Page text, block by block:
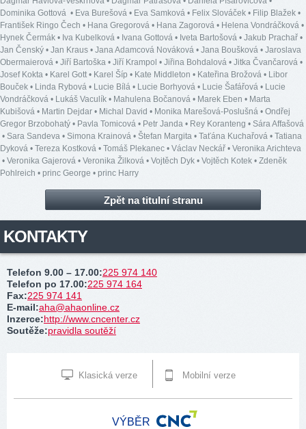
Dominika Gottová • Eva Burešová • Eva Samková • Felix Slováček • Filip Blažek •
František Ringo Čech • Hana Gregorová • Hana Zagorová • Helena Vondráčková •
Hynek Čermák • Iva Kubelková • Ivana Gottová • Iveta Bartošová • Jakub Prachař •
Jan Čenský • Jan Kraus • Jana Adamcová Nováková • Jana Boušková • Jaroslava
Obermaierová • Jiří Bartoška • Jiří Krampol • Jiřina Bohdalová • Jitka Čvančarová •
Josef Kokta • Karel Gott• Karel Šíp • Kate Middleton • Kateřina Brožová • Libor
Bouček • Linda Rybová • Lucie Bílá • Lucie Borhyová • Lucie Šafářová • Lucie
Vondráčková • Lukáš Vaculík • Mahulena Bočanová • Marek Eben • Marta
Kubišová • Martin Dejdar • Michal David • Monika Marešová-Poslušná • Ondřej
Gregor Brzobohatý • Pavla Tomicová • Petr Janda • Rey Koranteng • Sára Affašová
• Sara Sandeva • Simona Krainová • Štefan Margita • Taťána Kuchařová • Tatiana
Dyková • Tereza Kostková • Tomáš Plekanec • Václav Neckář • Veronika Arichteva
• Veronika Gajerová • Veronika Žilková • Vojtěch Dyk • Vojtěch Kotek • Zdeněk
Pohlreich • princ George • princ Harry
Zpět na titulní stranu
KONTAKTY
Telefon 9.00 – 17.00:225 974 140
Telefon po 17.00:225 974 164
Fax:225 974 141
E-mail:aha@ahaonline.cz
Inzerce:http://www.cncenter.cz
Soutěže:pravidla soutěží
Klasická verze Mobilní verze
VÝBĚR